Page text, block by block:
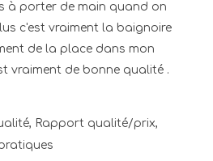
à porter de main quand on
c'est vraiment la baignoire
de la place dans mon
vraiment de bonne qualité .
Rapport qualité/prix,